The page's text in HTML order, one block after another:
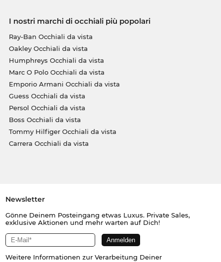
I nostri marchi di occhiali più popolari
Ray-Ban Occhiali da vista
Oakley Occhiali da vista
Humphreys Occhiali da vista
Marc O Polo Occhiali da vista
Emporio Armani Occhiali da vista
Guess Occhiali da vista
Persol Occhiali da vista
Boss Occhiali da vista
Tommy Hilfiger Occhiali da vista
Carrera Occhiali da vista
Newsletter
Gönne Deinem Posteingang etwas Luxus. Private Sales,
exklusive Aktionen und mehr warten auf Dich!
Weitere Informationen zur Verarbeitung Deiner